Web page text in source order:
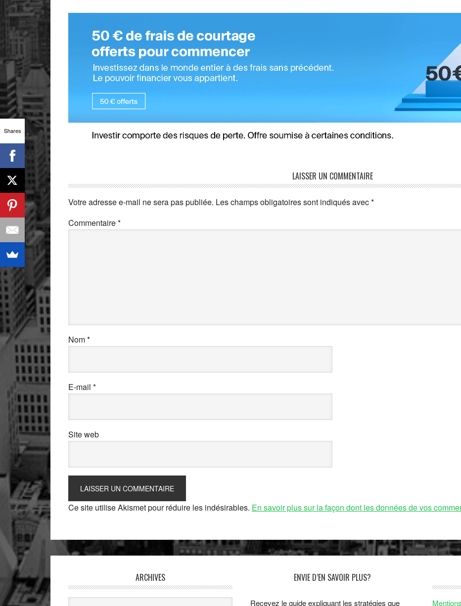
LAISSER UN COMMENTAIRE
Votre adresse e-mail ne sera pas publiée. Les champs obligatoires sont indiqués avec*
Commentaire*
Nom*
E-mail *
Site web
Ce site utilise Akismet pour réduire les indésirables. En savoir plus sur la façon dont les données de vos
ARCHIVES ENVIE D’EN SAVOIR PLUS?
Recevez le guide expliquant les stratégies que
Shares